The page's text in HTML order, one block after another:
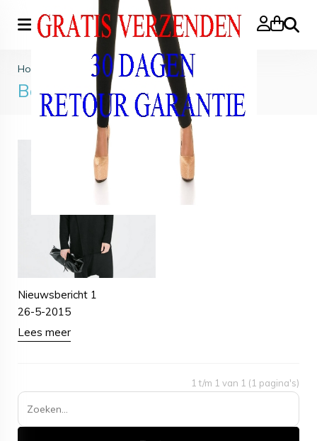
Zoeken
Home
Berichten
Nieuwsbericht 1
26-5-2015
Lees meer
1 t/m 1 van 1 (1 pagina's)